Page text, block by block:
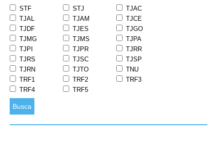
STF STJ
TJAC
TJAL
TJAM
TJCE
TJDF
TJES
TJGO
TJMG
TJMS
TJPA
TJPI
TJPR
TJRR
TJRS
TJSC
TJSP
TJRN
TJTO
TNU
TRF1
TRF2
TRF3
TRF4
TRF5
Busca